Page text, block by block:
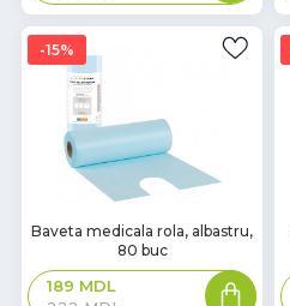
15%
Baveta medicala rola, albastru,
80 buc
189 MDL